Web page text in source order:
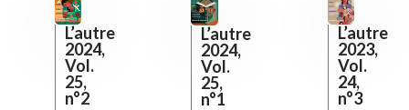
L’autre
2024,
Vol.
25,
n°2
L’autre
2024,
Vol.
25,
n°1
L’autre
2023,
Vol.
24,
n°3